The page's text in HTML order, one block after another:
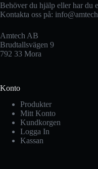
Behöver du hjälp eller har du
Kontakta oss på:
Amtech AB
Brudtallsvägen 9
792 33 Mora
Konto
Produkter
Mitt Konto
Kundkorgen
Logga In
Kassan